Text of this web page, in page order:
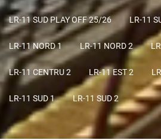
LR-11 SUD PLAY OFF 25/26 LR-11
LR-11 NORD 1 LR-11 NORD 2
LR-11 CENTRU 2 LR-11 EST 2
LR-11 SUD 1 LR-11 SUD 2